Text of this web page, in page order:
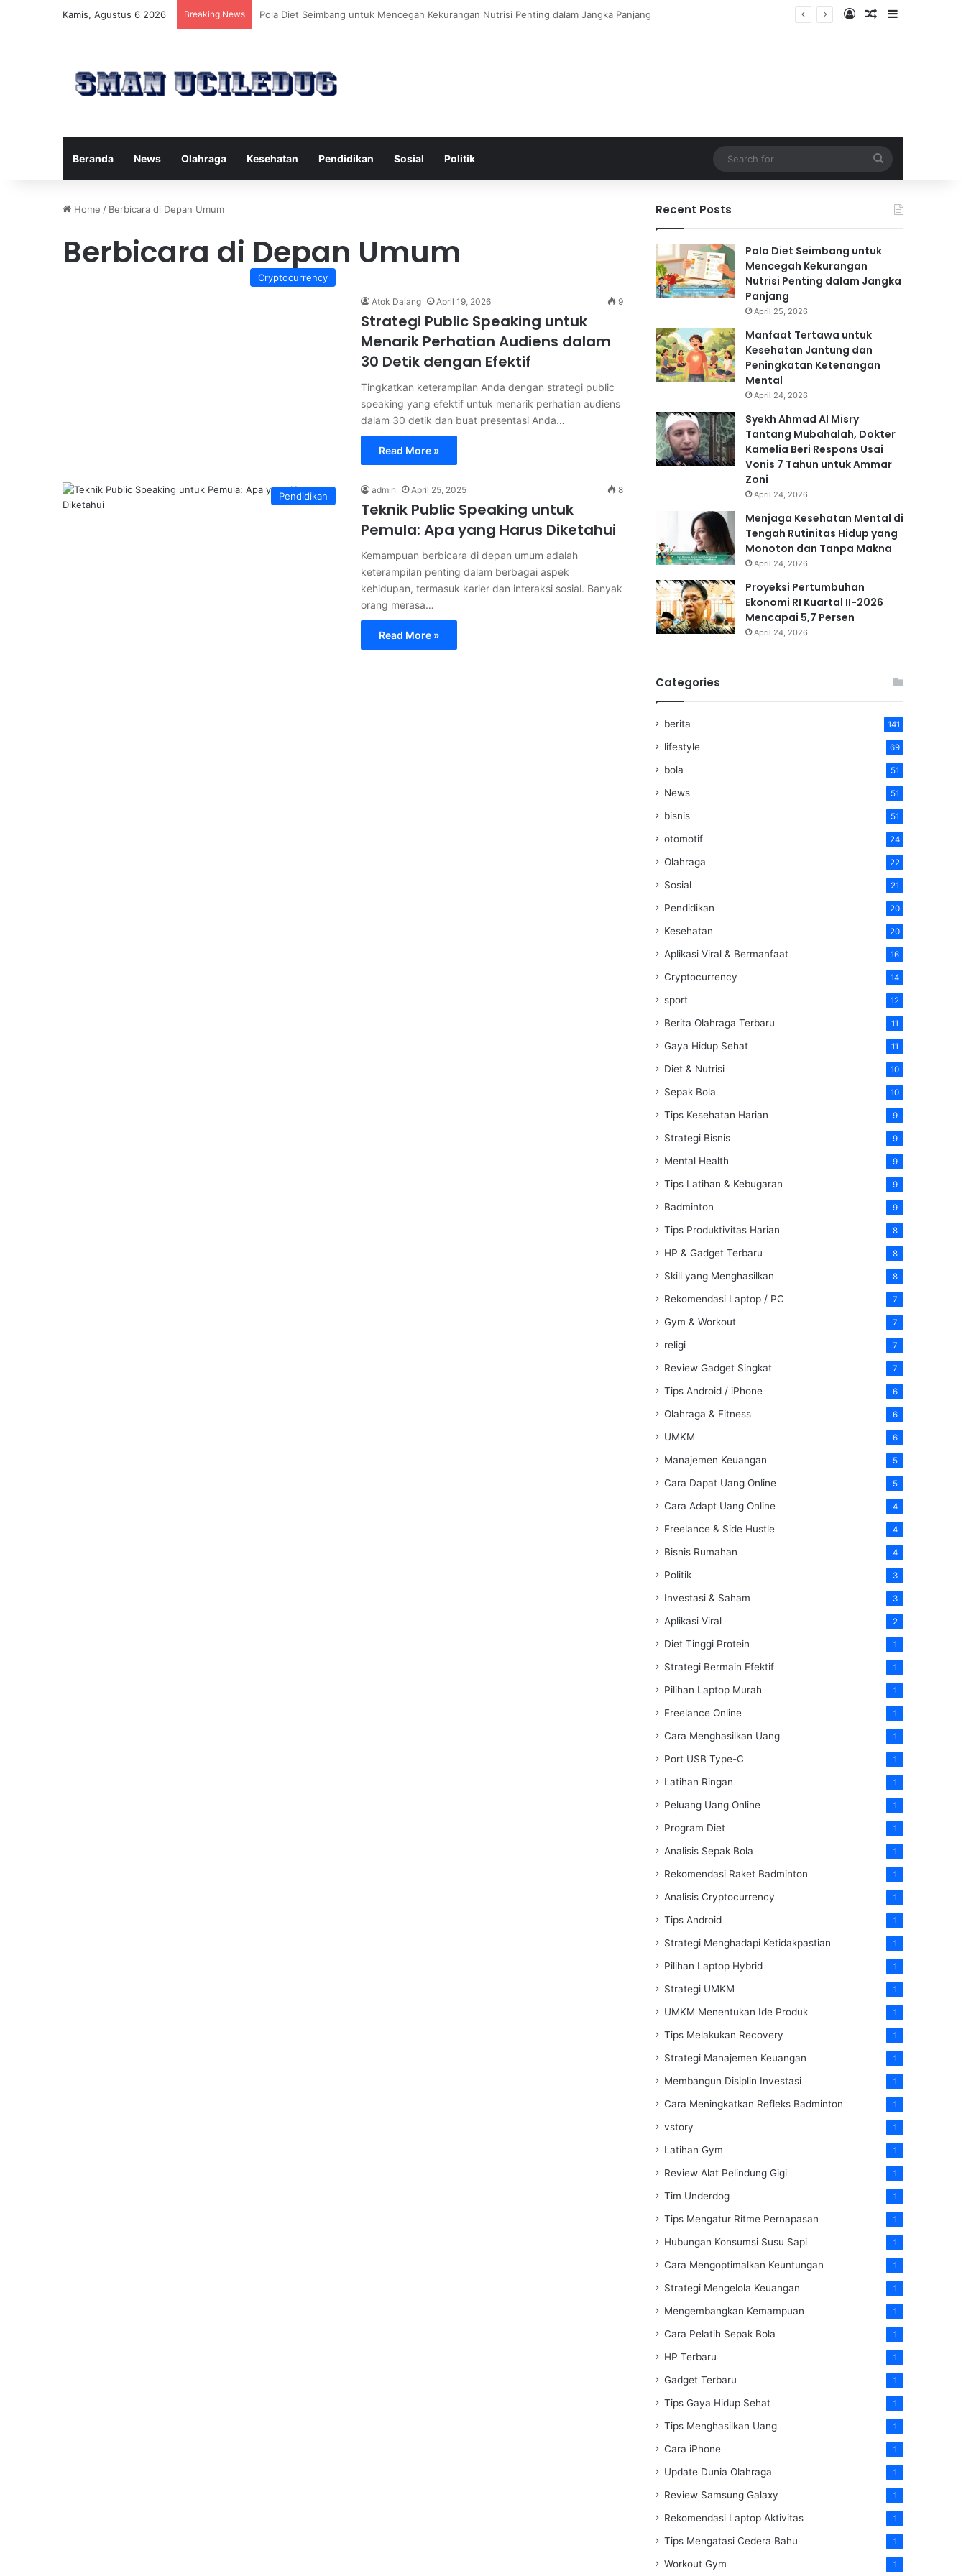
Kamis, Agustus 6 2026 Breaking News Manfaat Tertawa untuk Kesehatan Jantung dan Peningkatan Ketenangan Mental Log InRandom Article
Sidebar
Beranda News Olahraga Kesehatan Pendidikan Sosial Politik
for
Home / Berbicara di Depan Umum
Berbicara di Depan Umum
Cryptocurrency
Atok Dalang April 19, 2026 9
Strategi Public Speaking untuk
Menarik Perhatian Audiens dalam
30 Detik dengan Efektif
Tingkatkan keterampilan Anda dengan strategi public
speaking yang efektif untuk menarik perhatian audiens
dalam 30 detik dan buat presentasi Anda…
Read More »
Pendidikan
admin April 25, 2025 8
Teknik Public Speaking untuk
Pemula: Apa yang Harus Diketahui
Kemampuan berbicara di depan umum adalah
keterampilan penting dalam berbagai aspek
kehidupan, termasuk karier dan interaksi sosial. Banyak
orang merasa…
Read More »
Recent Posts
Pola Diet Seimbang untuk
Mencegah Kekurangan
Nutrisi Penting dalam Jangka
Panjang
April 25, 2026
Manfaat Tertawa untuk
Kesehatan Jantung dan
Peningkatan Ketenangan
Mental
April 24, 2026
Syekh Ahmad Al Misry
Tantang Mubahalah, Dokter
Kamelia Beri Respons Usai
Vonis 7 Tahun untuk Ammar
Zoni
April 24, 2026
Menjaga Kesehatan Mental di
Tengah Rutinitas Hidup yang
Monoton dan Tanpa Makna
April 24, 2026
Proyeksi Pertumbuhan
Ekonomi RI Kuartal II-2026
Mencapai 5,7 Persen
April 24, 2026
Categories
berita 141
lifestyle 69
bola 51
News 51
bisnis 51
otomotif 24
Olahraga 22
Sosial 21
Pendidikan 20
Kesehatan 20
Aplikasi Viral & Bermanfaat 16
Cryptocurrency 14
sport 12
Berita Olahraga Terbaru 11
Gaya Hidup Sehat 11
Diet & Nutrisi 10
Sepak Bola 10
Tips Kesehatan Harian 9
Strategi Bisnis 9
Mental Health 9
Tips Latihan & Kebugaran 9
Badminton 9
Tips Produktivitas Harian 8
HP & Gadget Terbaru 8
Skill yang Menghasilkan 8
Rekomendasi Laptop / PC 7
Gym & Workout 7
religi 7
Review Gadget Singkat 7
Tips Android / iPhone 6
Olahraga & Fitness 6
UMKM 6
Manajemen Keuangan 5
Cara Dapat Uang Online 5
Cara Adapt Uang Online 4
Freelance & Side Hustle 4
Bisnis Rumahan 4
Politik 3
Investasi & Saham 3
Aplikasi Viral 2
Diet Tinggi Protein 1
Strategi Bermain Efektif 1
Pilihan Laptop Murah 1
Freelance Online 1
Cara Menghasilkan Uang 1
Port USB Type-C 1
Latihan Ringan 1
Peluang Uang Online 1
Program Diet 1
Analisis Sepak Bola 1
Rekomendasi Raket Badminton 1
Analisis Cryptocurrency 1
Tips Android 1
Strategi Menghadapi Ketidakpastian 1
Pilihan Laptop Hybrid 1
Strategi UMKM 1
UMKM Menentukan Ide Produk 1
Tips Melakukan Recovery 1
Strategi Manajemen Keuangan 1
Membangun Disiplin Investasi 1
Cara Meningkatkan Refleks Badminton 1
vstory 1
Latihan Gym 1
Review Alat Pelindung Gigi 1
Tim Underdog 1
Tips Mengatur Ritme Pernapasan 1
Hubungan Konsumsi Susu Sapi 1
Cara Mengoptimalkan Keuntungan 1
Strategi Mengelola Keuangan 1
Mengembangkan Kemampuan 1
Cara Pelatih Sepak Bola 1
HP Terbaru 1
Gadget Terbaru 1
Tips Gaya Hidup Sehat 1
Tips Menghasilkan Uang 1
Cara iPhone 1
Update Dunia Olahraga 1
Review Samsung Galaxy 1
Rekomendasi Laptop Aktivitas 1
Tips Mengatasi Cedera Bahu 1
Workout Gym 1